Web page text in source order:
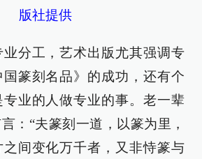
版社提供
分工，艺术出版尤其强调专
篆刻名品》的成功，还有个
业的人做专业的事。老一辈
：“夫篆刻一道，以篆为里，
间变化万千者，又非恃篆与